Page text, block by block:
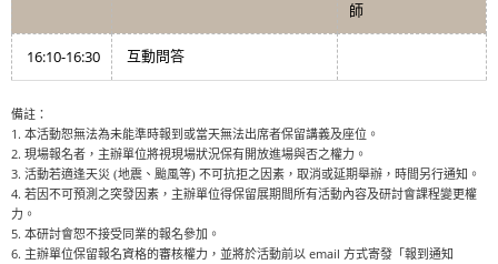
師
16:10-16:30 互動問答
備註：
1. 本活動恕無法為未能準時報到或當天無法出席者保留講義及座位。
2. 現場報名者，主辦單位將視現場狀況保有開放進場與否之權力。
3. 活動若適逢天災 (地震、颱風等) 不可抗拒之因素，取消或延期舉辦，時間另行通知。
4. 若因不可預測之突發因素，主辦單位得保留展期間所有活動內容及研討會課程變更權
力。
5. 本研討會恕不接受同業的報名參加。
6. 主辦單位保留報名資格的審核權力，並將於活動前以 email 方式寄發「報到通知